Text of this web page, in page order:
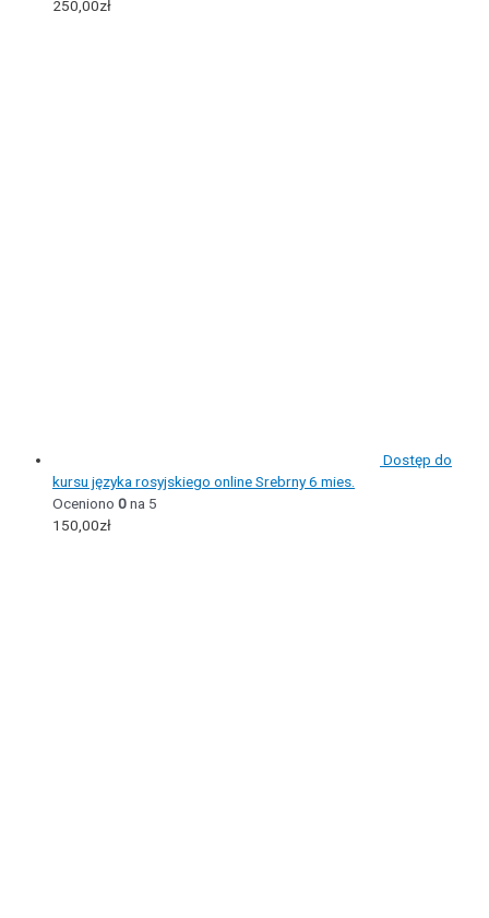
250,00zł
Dostęp do
kursu języka rosyjskiego online Srebrny 6 mies.
Oceniono 0na 5
150,00zł